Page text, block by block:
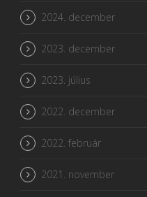
2024. december
2023. december
2023. július
2022. december
2022. február
2021. november